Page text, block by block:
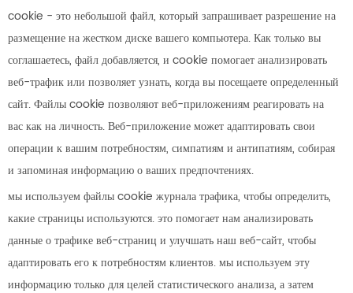
cookie - это небольшой файл, который запрашивает разрешение на
размещение на жестком диске вашего компьютера. Как только вы
соглашаетесь, файл добавляется, и cookie помогает анализировать
веб-трафик или позволяет узнать, когда вы посещаете определенный
сайт. Файлы cookie позволяют веб-приложениям реагировать на
вас как на личность. Веб-приложение может адаптировать свои
операции к вашим потребностям, симпатиям и антипатиям, собирая
и запоминая информацию о ваших предпочтениях.
мы используем файлы cookie журнала трафика, чтобы определить,
какие страницы используются. это помогает нам анализировать
данные о трафике веб-страниц и улучшать наш веб-сайт, чтобы
адаптировать его к потребностям клиентов. мы используем эту
информацию только для целей статистического анализа, а затем